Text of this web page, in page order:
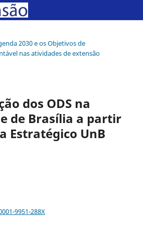
2030 e os Objetivos de
nas atividades de extensão
dos ODS na
de Brasília a partir
Estratégico UnB
9951-288X